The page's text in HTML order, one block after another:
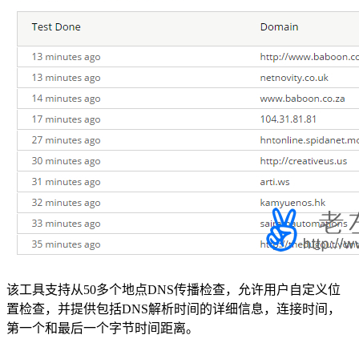
该工具支持从50多个地点DNS传播检查，允许用户自定义位
置检查，并提供包括DNS解析时间的详细信息，连接时间，
第一个和最后一个字节时间距离。